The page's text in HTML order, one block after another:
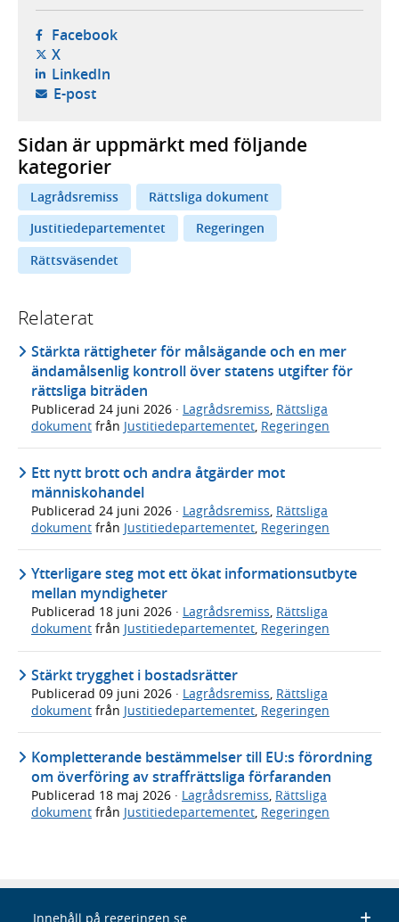
Facebook- öppnas i ny flik, extern webbplats,
X- öppnas i ny flik, extern webbplats,
LinkedIn- öppnas i ny flik, extern webbplats,
E-post- öppnar din e-postklient,
Sidan är uppmärkt med följande
kategorier
Lagrådsremiss
Rättsliga dokument
Justitiedepartementet
Regeringen
Rättsväsendet
Relaterat
Stärkta rättigheter för målsägande och en mer
ändamålsenlig kontroll över statens utgifter för
rättsliga biträden
Publicerad 24 juni 2026 · Lagrådsremiss, Rättsliga
dokument från Justitiedepartementet, Regeringen
Ett nytt brott och andra åtgärder mot
människohandel
Publicerad 24 juni 2026 · Lagrådsremiss Rättsliga
dokument från Justitiedepartementet Regeringen
Ytterligare steg mot ett ökat informationsutbyte
mellan myndigheter
Publicerad 18 juni 2026 · Lagrådsremiss, Rättsliga
dokument från Justitiedepartementet, Regeringen
Stärkt trygghet i bostadsrätter
Publicerad 09 juni 2026 · Lagrådsremiss, Rättsliga
dokument från Justitiedepartementet, Regeringen
Kompletterande bestämmelser till EU:s förordning
om överföring av straffrättsliga förfaranden
Publicerad 18 maj 2026 · Lagrådsremiss Rättsliga
dokument från Justitiedepartementet Regeringen
Innehåll på regeringen.se